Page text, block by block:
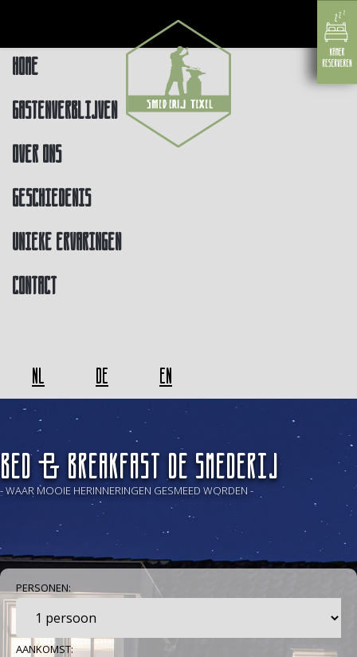
Home
Gastenverblijven
Over ons
Geschiedenis
Unieke ervaringen
Contact
NL DE EN
BED & BREAKFAST De Smederij
- WAAR MOOIE HERINNERINGEN GESMEED WORDEN -
PERSONEN:
AANKOMST: